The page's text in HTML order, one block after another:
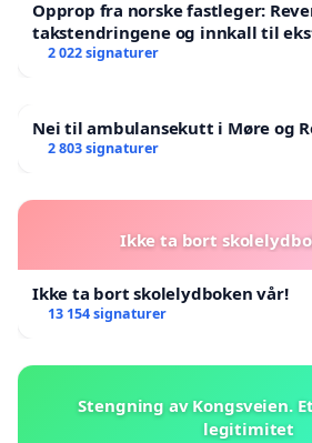
Opprop fra norske fastleger:
takstendringene og innkall til
landsråd
2 022 signaturer
Nei til ambulansekutt i Møre og
2 803 signaturer
Ikke ta bort
Ikke ta bort skolelydboken vår!
13 154 signaturer
Stengning av Kongsveien.
legitimitet